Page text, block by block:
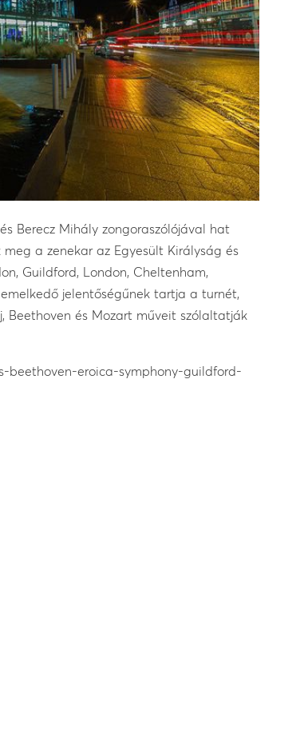
Berecz Mihály zongoraszólójával hat
a zenekar az Egyesült Királyság és
Guildford, London, Cheltenham,
jelentőségűnek tartja a turnét,
Beethoven és Mozart műveit szólaltatják
beethoven-eroica-symphony-guildford-